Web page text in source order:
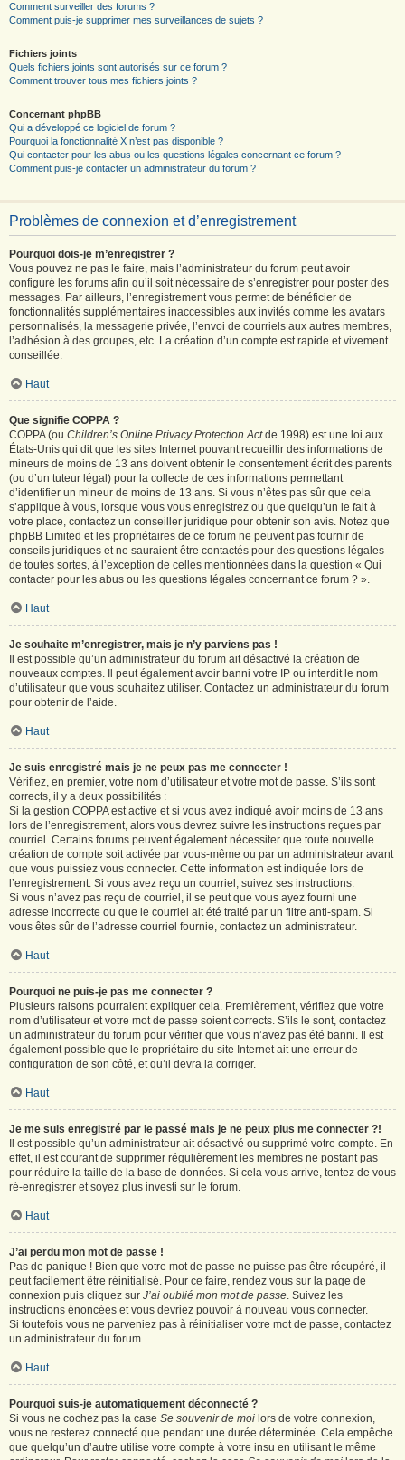
Comment surveiller des forums ?
Comment puis-je supprimer mes surveillances de sujets ?
Fichiers joints
Quels fichiers joints sont autorisés sur ce forum ?
Comment trouver tous mes fichiers joints ?
Concernant phpBB
Qui a développé ce logiciel de forum ?
Pourquoi la fonctionnalité X n’est pas disponible ?
Qui contacter pour les abus ou les questions légales concernant ce forum ?
Comment puis-je contacter un administrateur du forum ?
Problèmes de connexion et d’enregistrement
Pourquoi dois-je m’enregistrer ?
Vous pouvez ne pas le faire, mais l’administrateur du forum peut avoir
configuré les forums afin qu’il soit nécessaire de s’enregistrer pour poster des
messages. Par ailleurs, l’enregistrement vous permet de bénéficier de
fonctionnalités supplémentaires inaccessibles aux invités comme les avatars
personnalisés, la messagerie privée, l’envoi de courriels aux autres membres,
l’adhésion à des groupes, etc. La création d’un compte est rapide et vivement
conseillée.
Haut
Que signifie COPPA ?
COPPA (ou Children’s Online Privacy Protection Actde 1998) est une loi aux
États-Unis qui dit que les sites Internet pouvant recueillir des informations de
mineurs de moins de 13 ans doivent obtenir le consentement écrit des parents
(ou d’un tuteur légal) pour la collecte de ces informations permettant
d’identifier un mineur de moins de 13 ans. Si vous n’êtes pas sûr que cela
s’applique à vous, lorsque vous vous enregistrez ou que quelqu’un le fait à
votre place, contactez un conseiller juridique pour obtenir son avis. Notez que
phpBB Limited et les propriétaires de ce forum ne peuvent pas fournir de
conseils juridiques et ne sauraient être contactés pour des questions légales
de toutes sortes, à l’exception de celles mentionnées dans la question « Qui
contacter pour les abus ou les questions légales concernant ce forum ? ».
Haut
Je souhaite m’enregistrer, mais je n’y parviens pas !
Il est possible qu’un administrateur du forum ait désactivé la création de
nouveaux comptes. Il peut également avoir banni votre IP ou interdit le nom
d’utilisateur que vous souhaitez utiliser. Contactez un administrateur du forum
pour obtenir de l’aide.
Haut
Je suis enregistré mais je ne peux pas me connecter !
Vérifiez, en premier, votre nom d’utilisateur et votre mot de passe. S’ils sont
corrects, il y a deux possibilités :
Si la gestion COPPA est active et si vous avez indiqué avoir moins de 13 ans
lors de l’enregistrement, alors vous devrez suivre les instructions reçues par
courriel. Certains forums peuvent également nécessiter que toute nouvelle
création de compte soit activée par vous-même ou par un administrateur avant
que vous puissiez vous connecter. Cette information est indiquée lors de
l’enregistrement. Si vous avez reçu un courriel, suivez ses instructions.
Si vous n’avez pas reçu de courriel, il se peut que vous ayez fourni une
adresse incorrecte ou que le courriel ait été traité par un filtre anti-spam. Si
vous êtes sûr de l’adresse courriel fournie, contactez un administrateur.
Haut
Pourquoi ne puis-je pas me connecter ?
Plusieurs raisons pourraient expliquer cela. Premièrement, vérifiez que votre
nom d’utilisateur et votre mot de passe soient corrects. S’ils le sont, contactez
un administrateur du forum pour vérifier que vous n’avez pas été banni. Il est
également possible que le propriétaire du site Internet ait une erreur de
configuration de son côté, et qu’il devra la corriger.
Haut
Je me suis enregistré par le passé mais je ne peux plus me connecter ?!
Il est possible qu’un administrateur ait désactivé ou supprimé votre compte. En
effet, il est courant de supprimer régulièrement les membres ne postant pas
pour réduire la taille de la base de données. Si cela vous arrive, tentez de vous
ré-enregistrer et soyez plus investi sur le forum.
Haut
J’ai perdu mon mot de passe !
Pas de panique ! Bien que votre mot de passe ne puisse pas être récupéré, il
peut facilement être réinitialisé. Pour ce faire, rendez vous sur la page de
connexion puis cliquez sur J’ai oublié mon mot de passe. Suivez les
instructions énoncées et vous devriez pouvoir à nouveau vous connecter.
Si toutefois vous ne parveniez pas à réinitialiser votre mot de passe, contactez
un administrateur du forum.
Haut
Pourquoi suis-je automatiquement déconnecté ?
Si vous ne cochez pas la case Se souvenir de moi lors de votre connexion,
vous ne resterez connecté que pendant une durée déterminée. Cela empêche
que quelqu’un d’autre utilise votre compte à votre insu en utilisant le même